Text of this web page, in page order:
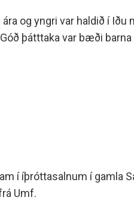
og yngri var haldið í Iðu
þátttaka var bæði
í íþróttasalnum í gamla
Umf.